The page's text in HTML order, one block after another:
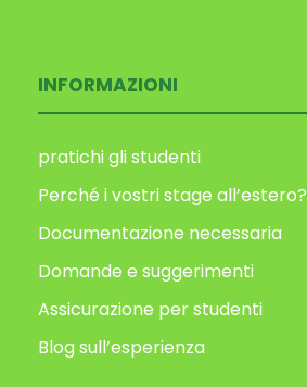
INFORMAZIONI
pratichi gli studenti
Perché i vostri stage all’estero?
Documentazione necessaria
Domande e suggerimenti
Assicurazione per studenti
Blog sull’esperienza